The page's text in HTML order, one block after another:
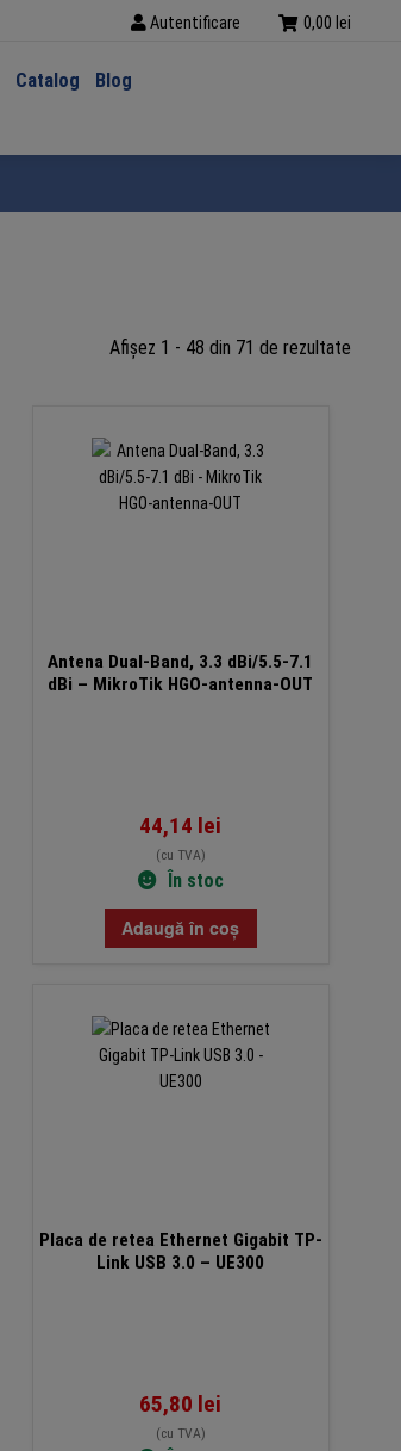
Autentificare 0,00 lei
Catalog
Blog
Afișez 1 - 48 din 71 de rezultate
Antena Dual-Band, 3.3 dBi/5.5-7.1
dBi – MikroTik HGO-antenna-OUT
44,14 lei
(cu TVA)
În stoc
Adaugă în coș
Placa de retea Ethernet Gigabit TP-
Link USB 3.0 – UE300
65,80 lei
(cu TVA)